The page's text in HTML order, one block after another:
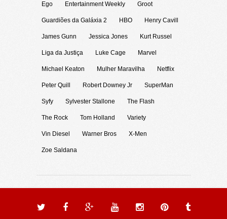
Ego Entertainment Weekly Groot
Guardiões da Galáxia 2 HBO Henry Cavill
James Gunn Jessica Jones Kurt Russel
Liga da Justiça Luke Cage Marvel
Michael Keaton Mulher Maravilha Netflix
Peter Quill Robert Downey Jr SuperMan
Syfy Sylvester Stallone The Flash
The Rock Tom Holland Variety
Vin Diesel Warner Bros X-Men
Zoe Saldana